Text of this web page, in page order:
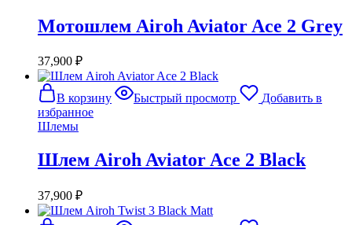
Мотошлем Airoh Aviator Ace 2 Grey
37,900 ₽
В корзину Быстрый просмотр
Добавить в
избранное
Шлемы
Шлем Airoh Aviator Ace 2 Black
37,900 ₽